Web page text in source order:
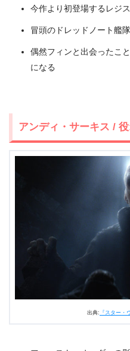
今作より初登場するレジ
冒頭のドレッドノート艦
偶然フィンと出会ったこ
になる
アンディ・サーキス /
出典: 『スター・